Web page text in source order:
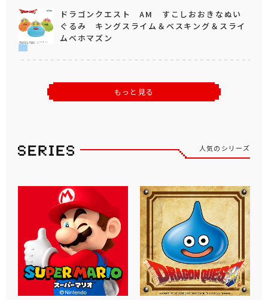
ドラゴンクエスト AM すこしおおきなぬい
ぐるみ キングスライム＆ベスキング＆スライ
ムベホマズン
もっと見る
人気のシリーズ